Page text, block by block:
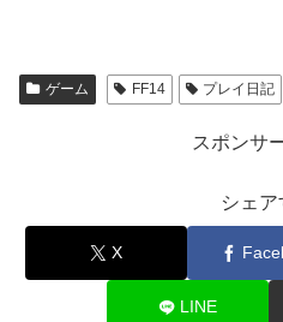
ゲーム FF14 プレイ日記
スポンサ
シェア
X
LINE